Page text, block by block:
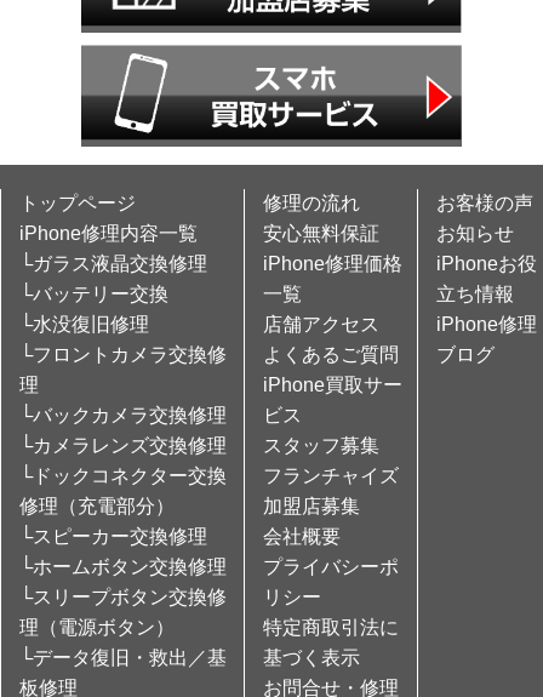
トップページ
iPhone修理内容一覧
└ガラス液晶交換修理
└バッテリー交換
└水没復旧修理
└フロントカメラ交換修
理
└バックカメラ交換修理
└カメラレンズ交換修理
└ドックコネクター交換
修理（充電部分）
└スピーカー交換修理
└ホームボタン交換修理
└スリープボタン交換修
理（電源ボタン）
└データ復旧・救出／基
板修理
修理の流れ
安心無料保証
iPhone修理価格
一覧
店舗アクセス
よくあるご質問
iPhone買取サー
ビス
スタッフ募集
フランチャイズ
加盟店募集
会社概要
プライバシーポ
リシー
特定商取引法に
基づく表示
お問合せ・修理
お客様の声
お知らせ
iPhoneお役
立ち情報
iPhone修理
ブログ